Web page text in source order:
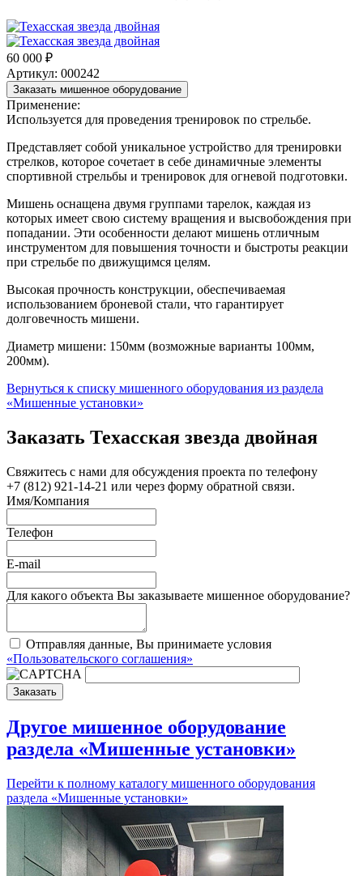
60 000 ₽
Артикул: 000242
Заказать мишенное оборудование
Применение:
Используется для проведения тренировок по стрельбе.
Представляет собой уникальное устройство для тренировки
стрелков, которое сочетает в себе динамичные элементы
спортивной стрельбы и тренировок для огневой подготовки.
Мишень оснащена двумя группами тарелок, каждая из
которых имеет свою систему вращения и высвобождения при
попадании. Эти особенности делают мишень отличным
инструментом для повышения точности и быстроты реакции
при стрельбе по движущимся целям.
Высокая прочность конструкции, обеспечиваемая
использованием броневой стали, что гарантирует
долговечность мишени.
Диаметр мишени: 150мм (возможные варианты 100мм,
200мм).
Вернуться к списку мишенного оборудования из раздела
«Мишенные установки»
Заказать Техасская звезда двойная
Свяжитесь с нами для обсуждения проекта по телефону
+7 (812) 921-14-21 или через форму обратной связи.
Имя/Компания
Телефон
E-mail
Для какого объекта Вы заказываете мишенное оборудование?
Отправляя данные, Вы принимаете условия
«Пользовательского соглашения»
Заказать
Другое мишенное оборудование
раздела «Мишенные установки»
Перейти к полному каталогу мишенного оборудования
раздела «Мишенные установки»